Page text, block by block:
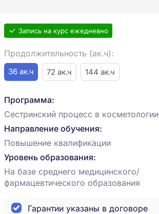
Запись на курс ежедневно
Продолжительность (ак.ч):
36 ак.ч 72 ак.ч 144 ак.ч
Программа:
Сестринский процесс в косметологии
Направление обучения:
Повышение квалификации
Уровень образования:
На базе среднего медицинского/
фармацевтического образования
Гарантии указаны в договоре